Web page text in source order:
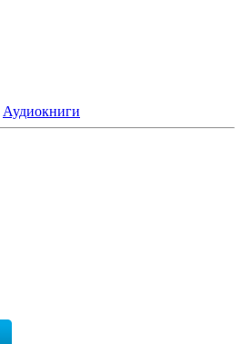
Аудиокниги